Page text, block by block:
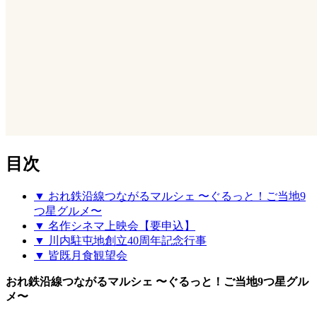
目次
▼ おれ鉄沿線つながるマルシェ 〜ぐるっと！ご当地9
つ星グルメ〜
▼ 名作シネマ上映会【要申込】
▼ 川内駐屯地創立40周年記念行事
▼ 皆既月食観望会
おれ鉄沿線つながるマルシェ 〜ぐるっと！ご当地9つ星グル
メ〜